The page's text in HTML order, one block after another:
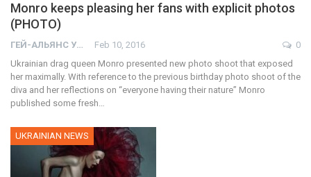
Monro keeps pleasing her fans with explicit photos
(PHOTO)
ГЕЙ-АЛЬЯНС УКРАИНА Feb 10, 2016
0
Ukrainian drag queen Monro presented new photo shoot that exposed
her maximally. With reference to the previous birthday photo shoot of the
diva and her reflections on “everyone having their nature” Monro
published some fresh…
UKRAINIAN NEWS